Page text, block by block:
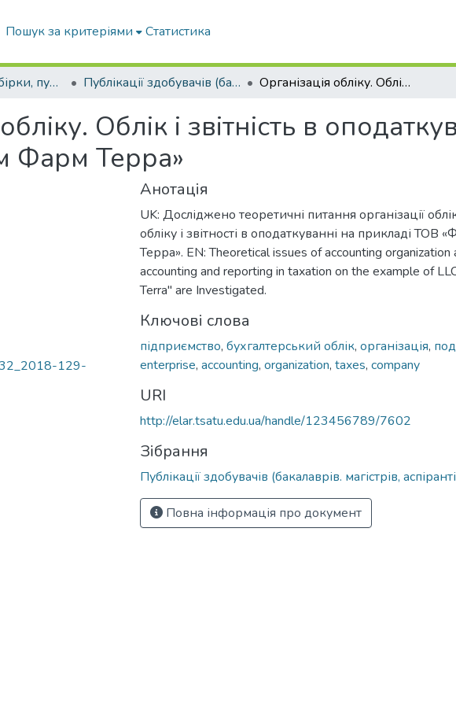
Пошук за критеріями Статистика
Конференції, збірки, публікації молодих вчених і здобувачів : магістрів, бакалаврів, аспірантів. Публікації здобувачів (бакалаврів. магістрів, аспірантів) Організація обліку. Облік і звітність в оподаткуванні на прикладі ТОВ «Фрідом Фарм Терра»
Облік і звітність в
Фарм Терра»
32_2018-129-
Анотація
UK: Досліджено теоретичні питання організації
обліку і звітності в оподаткуванні на прикладі ТОВ
Терра». EN: Theoretical issues of accounting organization
accounting and reporting in taxation on the example of
Terra" are Investigated.
Ключові слова
підприємство, бухгалтерський облік, організація,
enterprise, accounting, organization, taxes, company
URI
http://elar.tsatu.edu.ua/handle/123456789/7602
Зібрання
Публікації здобувачів (бакалаврів. магістрів,
Повна інформація про документ